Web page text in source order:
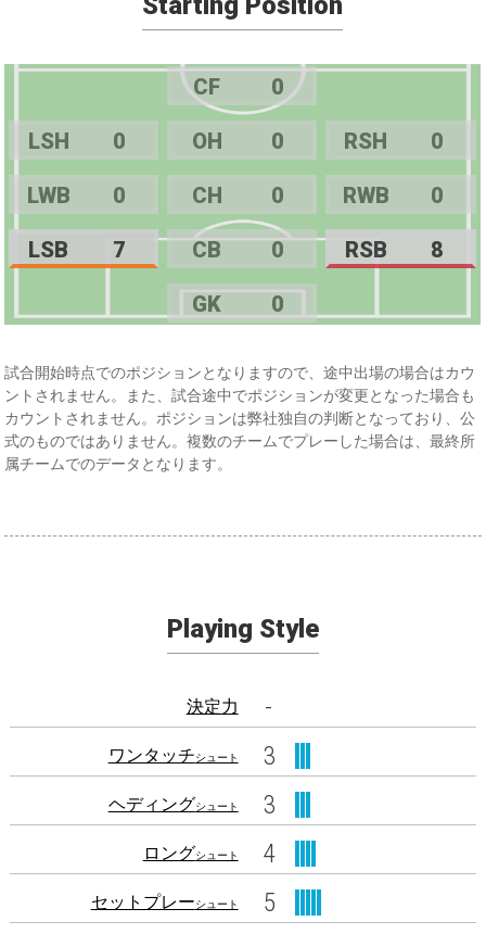
CF 0
LSH 0 OH 0 RSH 0
LWB 0 CH 0 RWB 0
LSB 7 CB 0 RSB 8
GK 0
試合開始時点でのポジションとなりますので、途中出場の場合はカウ
ントされません。また、試合途中でポジションが変更となった場合も
カウントされません。ポジションは弊社独自の判断となっており、公
式のものではありません。複数のチームでプレーした場合は、最終所
属チームでのデータとなります。
Playing Style
決定力 -
ワンタッチシュート 3
ヘディングシュート 3
ロングシュート 4
セットプレーシュート 5